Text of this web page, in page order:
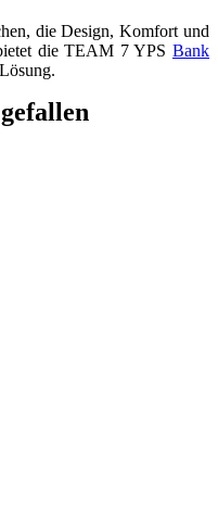
die Design, Komfort und
die TEAM 7 YPS Bank